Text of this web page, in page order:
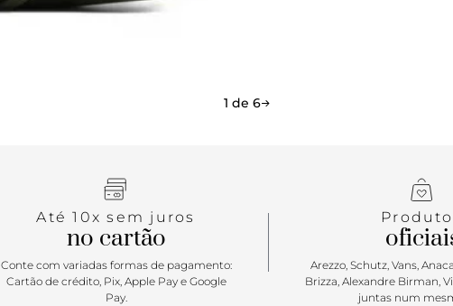
1 de 6
Até 10x sem juros
no cartão
Conte com variadas formas de pagamento:
Cartão de crédito, Pix, Apple Pay e Google
Pay.
Arezzo, Schutz, Vans,
Brizza, Alexandre Birman,
juntas num